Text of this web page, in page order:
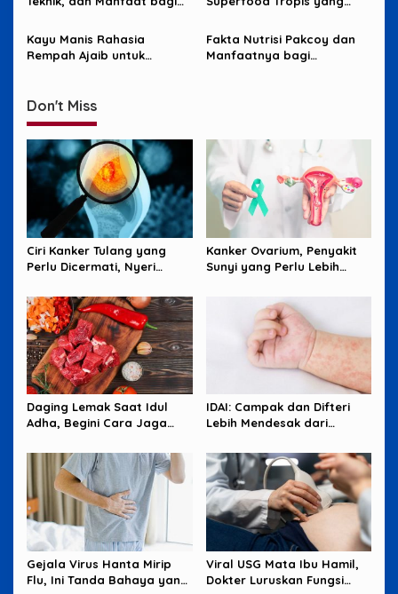
Otak
Kayu Manis Rahasia
Rempah Ajaib untuk
Fakta Nutrisi Pakcoy dan
Manfaatnya bagi
Don't Miss
Ciri Kanker Tulang yang
Perlu Dicermati, Nyeri
Kanker Ovarium, Penyakit
Sunyi yang Perlu Lebih
Daging Lemak Saat Idul
Adha, Begini Cara Jaga
IDAI: Campak dan Difteri
Lebih Mendesak dari
Gejala Virus Hanta Mirip
Flu, Ini Tanda Bahaya yang
Viral USG Mata Ibu Hamil,
Dokter Luruskan Fungsi